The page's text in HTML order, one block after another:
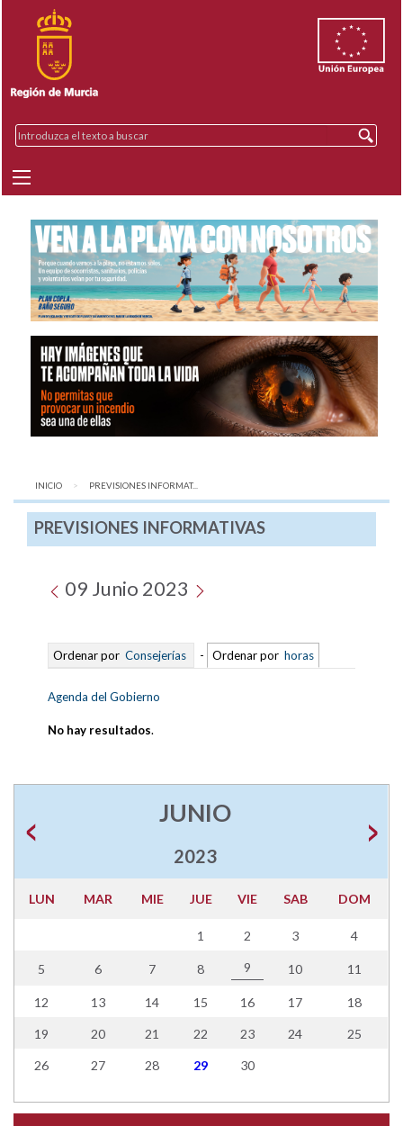
INICIO AQUÍ:
PREVISIONES INFORMAT...
PREVISIONES INFORMATIVAS
09 Junio 2023
Ordenar por Consejerías - Ordenar por horas
Agenda del Gobierno
No hay resultados.
JUNIO
2023
LUN MAR MIE JUE VIE SAB DOM
1 2 3 4
5 6 7 8 9 10 11
12 13 14 15 16 17 18
19 20 21 22 23 24 25
26 27 28 29 30